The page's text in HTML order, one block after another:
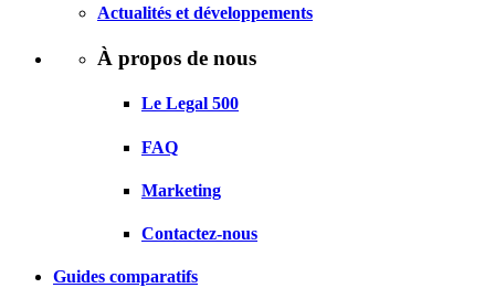
Actualités et développements
À propos de nous
Le Legal 500
FAQ
Marketing
Contactez-nous
Guides comparatifs